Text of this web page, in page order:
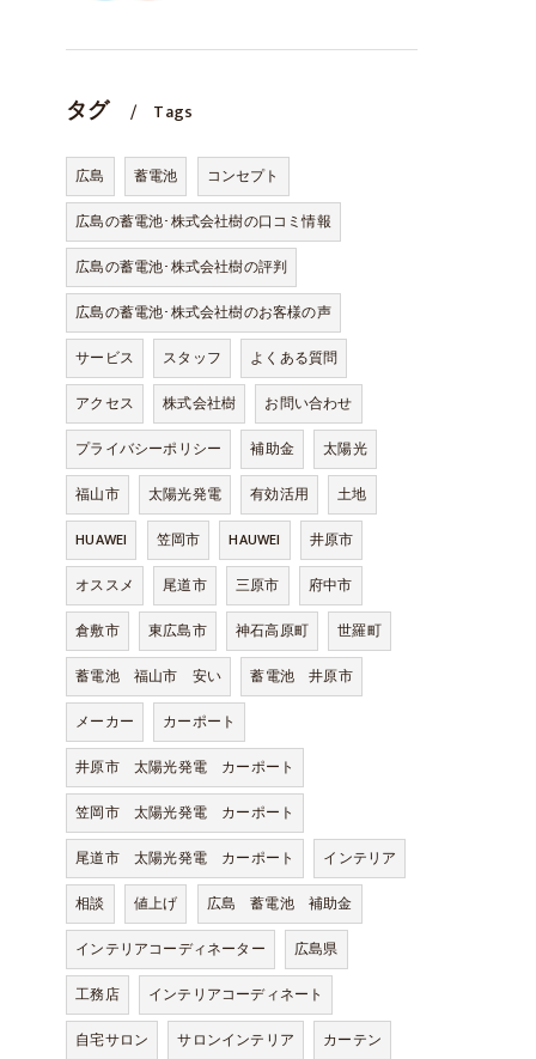
タグ Tags
広島 蓄電池
コンセプト
広島の蓄電池･株式会社樹の口コミ情報
広島の蓄電池･株式会社樹の評判
広島の蓄電池･株式会社樹のお客様の声
サービス
スタッフ
よくある質問
アクセス
株式会社樹
お問い合わせ
プライバシーポリシー
補助金
太陽光
福山市
太陽光発電 有効活用
土地
HUAWEI
笠岡市 HAUWEI
井原市
オススメ
尾道市 三原市
府中市
倉敷市
東広島市 神石高原町
世羅町
蓄電池 福山市 安い
蓄電池 井原市
メーカー
カーポート
井原市 太陽光発電 カーポート
笠岡市 太陽光発電 カーポート
尾道市 太陽光発電 カーポート
インテリア
相談
値上げ
広島 蓄電池 補助金
インテリアコーディネーター
広島県
工務店
インテリアコーディネート
自宅サロン
サロンインテリア
カーテン